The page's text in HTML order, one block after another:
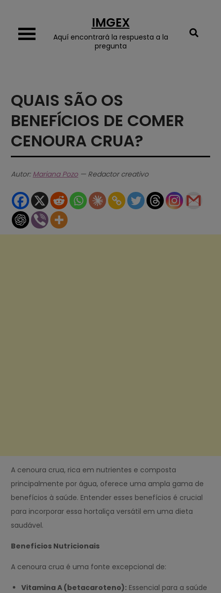
content
IMGEX
Aquí encontrará la respuesta a la
pregunta
QUAIS SÃO OS
BENEFÍCIOS DE COMER
CENOURA CRUA?
Autor: Mariana Pozo— Redactor creativo
A cenoura crua, rica em nutrientes e composta
principalmente por água, oferece uma ampla gama de
benefícios à saúde. Entender esses benefícios é crucial
para incorporar essa hortaliça versátil em uma dieta
saudável.
Benefícios Nutricionais
A cenoura crua é uma fonte excepcional de:
Vitamina A (betacaroteno): Essencial para a saúde